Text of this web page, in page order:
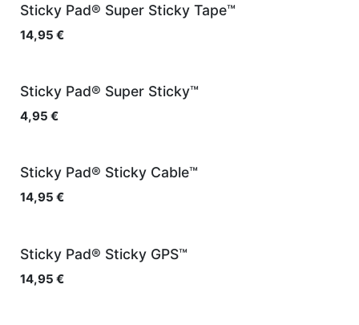
Sticky Pad® Super Sticky Tape™
14,95 €
Sticky Pad® Super Sticky™
4,95 €
Sticky Pad® Sticky Cable™
14,95 €
Sticky Pad® Sticky GPS™
14,95 €